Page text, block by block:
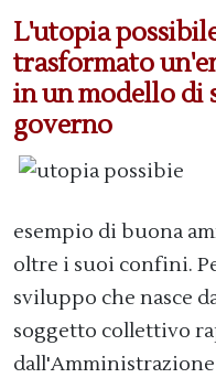
L'utopia
trasformato
in un modello di
governo
esempio di buona
oltre i suoi confini.
sviluppo che nasce
soggetto collettivo